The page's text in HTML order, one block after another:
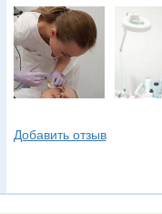
Добавить отзыв